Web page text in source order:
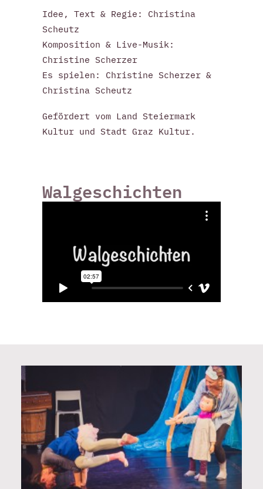
Idee, Text & Regie: Christina
Scheutz
Komposition & Live-Musik:
Christine Scherzer
Es spielen: Christine Scherzer &
Christina Scheutz
Gefördert vom Land Steiermark
Kultur und Stadt Graz Kultur.
Walgeschichten